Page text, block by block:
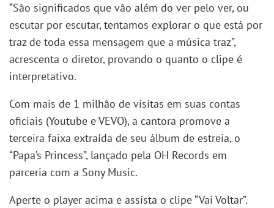
“São significados que vão além do ver pelo ver, ou
escutar por escutar, tentamos explorar o que está por
traz de toda essa mensagem que a música traz”,
acrescenta o diretor, provando o quanto o clipe é
interpretativo.
Com mais de 1 milhão de visitas em suas contas
oficiais (Youtube e VEVO), a cantora promove a
terceira faixa extraída de seu álbum de estreia, o
“Papa’s Princess”, lançado pela OH Records em
parceria com a Sony Music.
Aperte o player acima e assista o clipe “Vai Voltar”.